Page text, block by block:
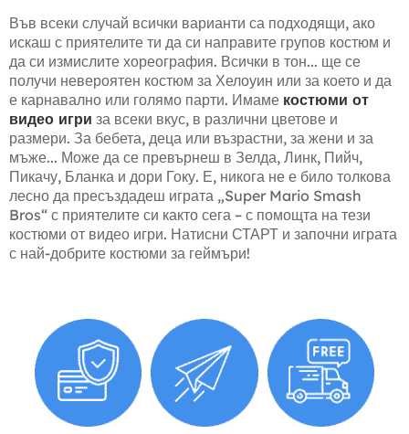
Във всеки случай всички варианти са подходящи, ако
искаш с приятелите ти да си направите групов костюм и
да си измислите хореография. Всички в тон... ще се
получи невероятен костюм за Хелоуин или за което и да
е карнавално или голямо парти. Имаме костюми от
видео игри за всеки вкус, в различни цветове и
размери. За бебета, деца или възрастни, за жени и за
мъже... Може да се превърнеш в Зелда, Линк, Пийч,
Пикачу, Бланка и дори Гоку. Е, никога не е било толкова
лесно да пресъздадеш играта „Super Mario Smash
Bros“ с приятелите си както сега – с помощта на тези
костюми от видео игри. Натисни СТАРТ и започни играта
с най-добрите костюми за геймъри!